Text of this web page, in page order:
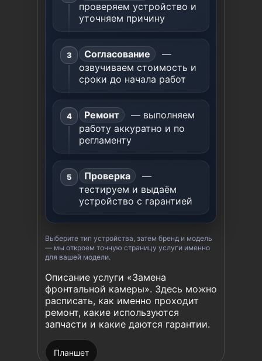
проверяем устройство и
уточняем причину
Согласование
—
озвучиваем стоимость и
сроки до начала работ
Ремонт
— выполняем
работу аккуратно и по
регламенту
Проверка
—
тестируем и выдаём
устройство с гарантией
Выберите тип устройства, затем бренд и модель
— мы откроем точную страницу услуги именно
для вашей модели.
Описание услуги «Замена
фронтальной камеры». Здесь можно
расписать, как именно проходит
ремонт, какие используются
запчасти и какие даются гарантии.
Планшет